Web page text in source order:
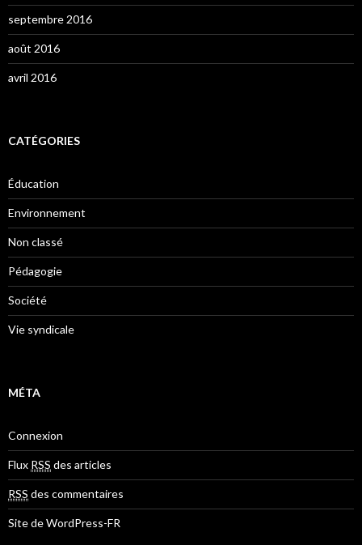
septembre 2016
août 2016
avril 2016
CATÉGORIES
Éducation
Environnement
Non classé
Pédagogie
Société
Vie syndicale
MÉTA
Connexion
Flux RSS des articles
RSS des commentaires
Site de WordPress-FR